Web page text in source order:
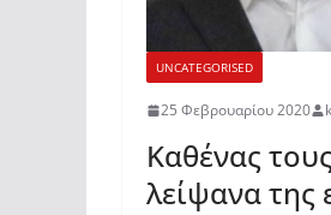
UNCATEGORISED
25 Φεβρουαρίου 2020
Καθένας
λείψανα της